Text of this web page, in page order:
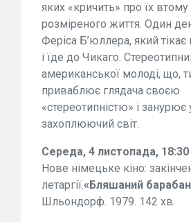
яких «кричить» про їх
розміреного життя. Один
Феріса Б’юллера, який тікає
і їде до Чикаго.
американської молоді, що,
приваблює глядача своєю
«стереотипністю» і занурює
захоплюючий світ.
Середа, 4 листопада, 18:30
Нове німецьке кіно:
летаргії.«Бляшаний
Шльондорф. 1979. 142 хв.